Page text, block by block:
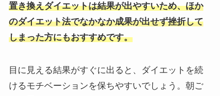
置き換えダイエットは結果が出やすいため、ほか
のダイエット法でなかなか成果が出せず挫折して
しまった方にもおすすめです。
目に見える結果がすぐに出ると、ダイエットを続
けるモチベーションを保ちやすいでしょう。 朝ご